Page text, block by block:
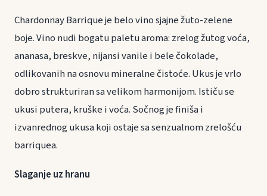
Chardonnay Barrique je belo vino sjajne žuto-zelene
boje. Vino nudi bogatu paletu aroma: zrelog žutog voća,
ananasa, breskve, nijansi vanile i bele čokolade,
odlikovanih na osnovu mineralne čistoće. Ukus je vrlo
dobro strukturiran sa velikom harmonijom. Ističu se
ukusi putera, kruške i voća. Sočnog je finiša i
izvanrednog ukusa koji ostaje sa senzualnom zrelošću
barriquea.
Slaganje uz hranu